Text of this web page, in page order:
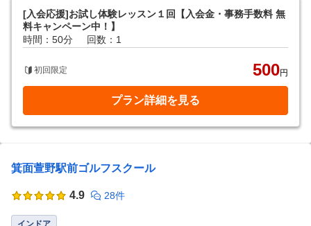
[入会応援]お試し体験レッスン１回【入会金・事務手数料 無
料キャンペーン中！】
時間：50分
回数：1
初回限定 500円
プラン詳細を見る
箕面萱野駅前ゴルフスクール
4.9 28件
インドア